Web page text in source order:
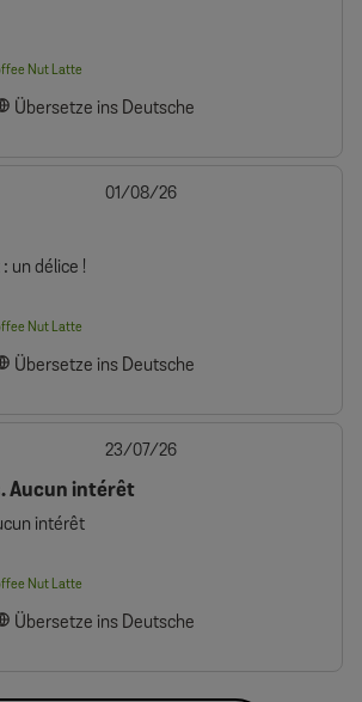
Nut Latte
Übersetze ins Deutsche
un délice !
Nut Latte
Übersetze ins Deutsche
Veröffentlichungsdatum
01/08/26
Aucun intérêt
intérêt
Nut Latte
Übersetze ins Deutsche
Veröffentlichungsdatum
23/07/26